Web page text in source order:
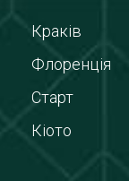
Краків
Флоренція
Старт
Кіото